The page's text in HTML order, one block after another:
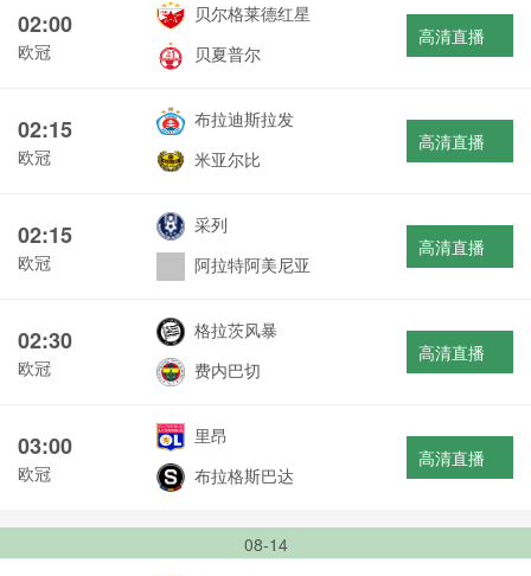
02:00
欧冠
贝尔格莱德红星
贝夏普尔
高清直播
02:15
欧冠
布拉迪斯拉发
米亚尔比
高清直播
02:15
欧冠
采列
阿拉特阿美尼亚
高清直播
02:30
欧冠
格拉茨风暴
费内巴切
高清直播
03:00
欧冠
里昂
布拉格斯巴达
高清直播
08-14